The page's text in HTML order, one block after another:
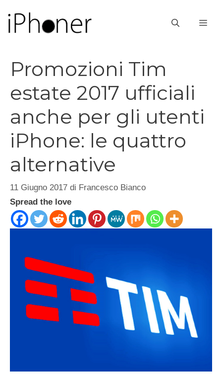
contenuto
Promozioni Tim
estate 2017 ufficiali
anche per gli utenti
iPhone: le quattro
alternative
11 Giugno 2017 di Francesco Bianco
Spread the love